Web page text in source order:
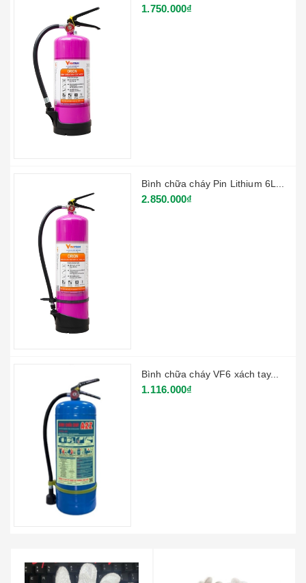
1.750.000₫
Bình chữa cháy Pin Lithium 6L...
2.850.000₫
Bình chữa cháy VF6 xách tay...
1.116.000₫